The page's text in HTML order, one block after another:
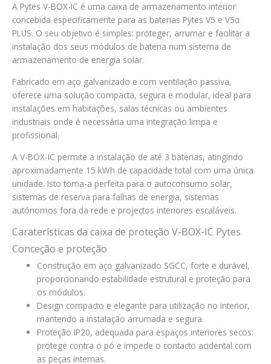
A Pytes V-BOX-IC é uma caixa de armazenamento interior
concebida especificamente para as baterias Pytes V5 e V5α
PLUS. O seu objetivo é simples: proteger, arrumar e facilitar a
instalação dos seus módulos de bateria num sistema de
armazenamento de energia solar.
Fabricado em aço galvanizado e com ventilação passiva,
oferece uma solução compacta, segura e modular, ideal para
instalações em habitações, salas técnicas ou ambientes
industriais onde é necessária uma integração limpa e
profissional.
A V-BOX-IC permite a instalação de até 3 baterias, atingindo
aproximadamente 15 kWh de capacidade total com uma única
unidade. Isto torna-a perfeita para o autoconsumo solar,
sistemas de reserva para falhas de energia, sistemas
autónomos fora da rede e projectos interiores escaláveis.
Caraterísticas da caixa de proteção V-BOX-IC Pytes
Conceção e proteção
Construção em aço galvanizado SGCC, forte e durável,
proporcionando estabilidade estrutural e proteção para
os módulos.
Design compacto e elegante para utilização no interior,
mantendo a instalação arrumada e segura.
Proteção IP20, adequada para espaços interiores secos:
protege contra o pó e impede o contacto acidental com
as peças internas.